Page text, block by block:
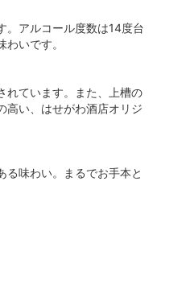
。アルコール度数は14度台
いです。
れています。また、上槽の
高い、はせがわ酒店オリジ
味わい。まるでお手本と